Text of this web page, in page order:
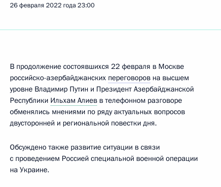
26 февраля 2022 года23:00
В продолжение состоявшихся 22 февраля в Москве
российско-азербайджанских переговоров на высшем
уровне Владимир Путин и Президент Азербайджанской
Республики Ильхам Алиев в телефонном разговоре
обменялись мнениями по ряду актуальных вопросов
двусторонней и региональной повестки дня.
Обсуждено также развитие ситуации в связи
с проведением Россией специальной военной операции
на Украине.